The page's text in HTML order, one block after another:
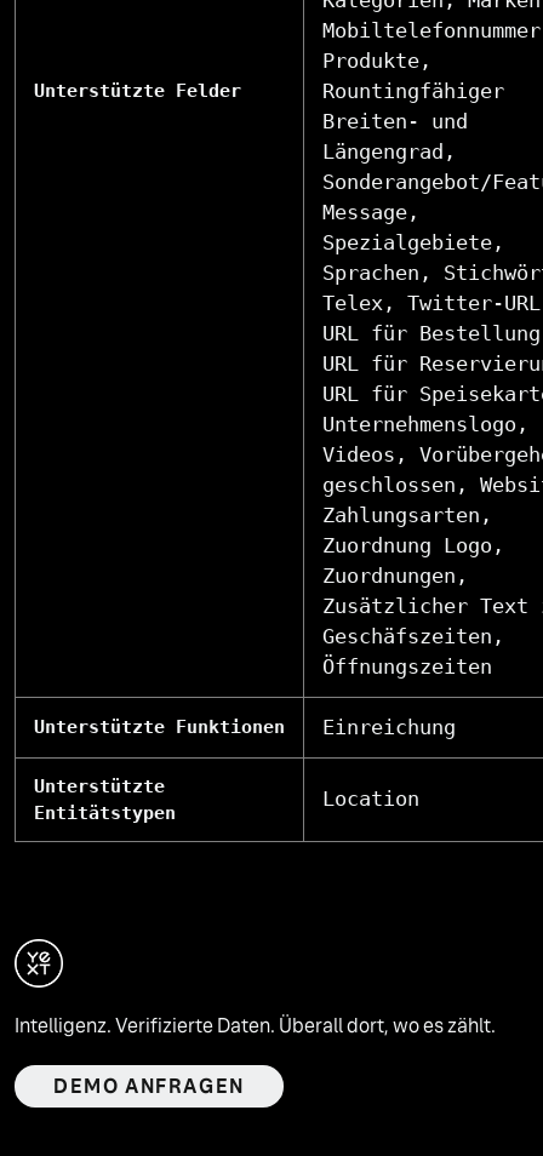
Unterstützte Felder
Produkte,
Rountingfähiger
Breiten- und
Längengrad,
Sonderangebot/
Message,
Spezialgebiete,
Sprachen,
Telex, Twitter-
URL für
URL für
URL für
Unternehmenslogo,
Videos,
geschlossen,
Zahlungsarten,
Zuordnung Logo,
Zuordnungen,
Zusätzlicher Text
Geschäfszeiten,
Öffnungszeiten
Unterstützte Funktionen Einreichung
Unterstützte
Entitätstypen
Location
Intelligenz. Verifizierte Daten. Überall dort, wo es zählt.
DEMO ANFRAGEN